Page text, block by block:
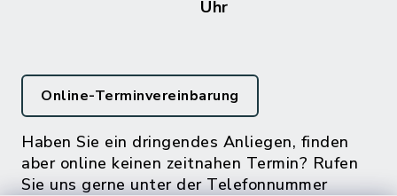
Uhr
Online-Terminvereinbarung
Haben Sie ein dringendes Anliegen, finden
aber online keinen zeitnahen Termin? Rufen
Sie uns gerne unter der Telefonnummer